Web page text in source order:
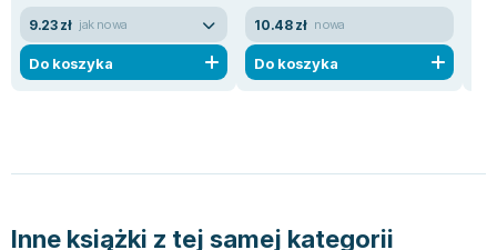
9.23 zł jak nowa
Do koszyka
10.48 zł nowa
Do koszyka
Inne książki z tej samej kategorii